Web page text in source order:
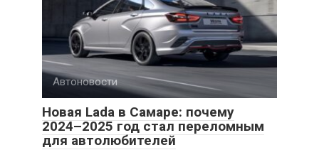
Автоновости
Новая Lada в Самаре: почему
2024–2025 год стал переломным
для автолюбителей